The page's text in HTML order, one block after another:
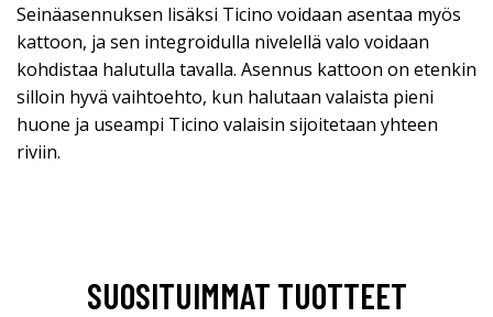
Seinäasennuksen lisäksi Ticino voidaan asentaa myös
kattoon, ja sen integroidulla nivelellä valo voidaan
kohdistaa halutulla tavalla. Asennus kattoon on etenkin
silloin hyvä vaihtoehto, kun halutaan valaista pieni
huone ja useampi Ticino valaisin sijoitetaan yhteen
riviin.
SUOSITUIMMAT TUOTTEET